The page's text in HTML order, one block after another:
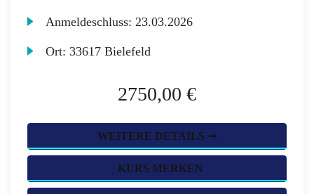
Anmeldeschluss:23.03.2026
Ort:33617 Bielefeld
2750,00 €
WEITERE DETAILS ➞
KURS MERKEN